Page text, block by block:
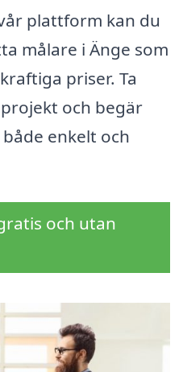
plattform kan du
målare i Änge som
priser. Ta
och begär
enkelt och
och utan